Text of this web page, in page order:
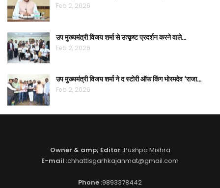
Feb 2, 2026
उप मुख्यमंत्री विजय शर्मा से उत्कृष्ट प्रदर्शन करने वाले…
Feb 2, 2026
उप मुख्यमंत्री विजय शर्मा ने द स्टोरी ऑफ किंग भोरमदेव ‘राजा…
Feb 2, 2026
Owner & amp; Editor :Pushpa Mishra
E-mail :chhattisgarhkajanmat@gmail.com
Phone :9893378442